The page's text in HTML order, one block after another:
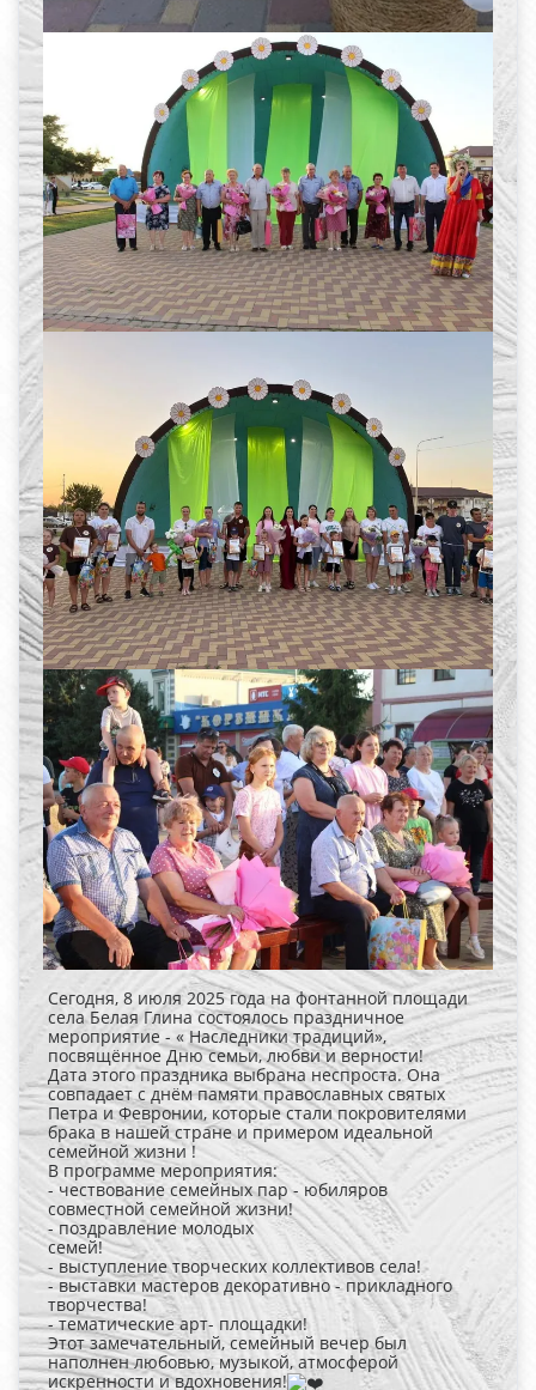
Сегодня, 8 июля 2025 года на фонтанной площади
села Белая Глина состоялось праздничное
мероприятие - « Наследники традиций»,
посвящённое Дню семьи, любви и верности!
Дата этого праздника выбрана неспроста. Она
совпадает с днём памяти православных святых
Петра и Февронии, которые стали покровителями
брака в нашей стране и примером идеальной
семейной жизни !
В программе мероприятия:
- чествование семейных пар - юбиляров
совместной семейной жизни!
- поздравление молодых
семей!
- выступление творческих коллективов села!
- выставки мастеров декоративно - прикладного
творчества!
- тематические арт- площадки!
Этот замечательный, семейный вечер был
наполнен любовью, музыкой, атмосферой
искренности и вдохновения!